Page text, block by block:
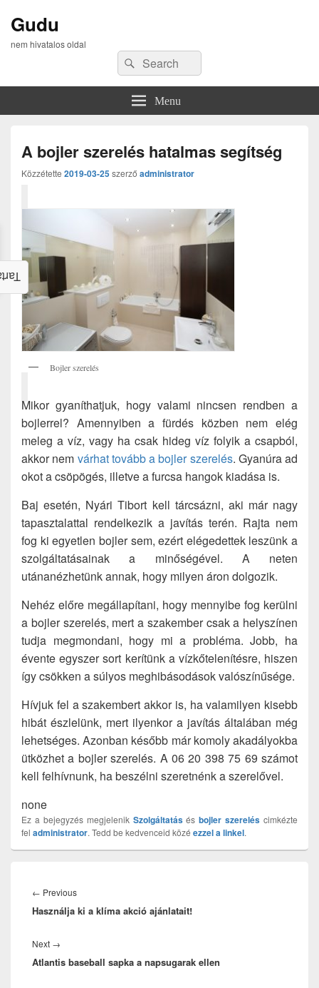
Gudu
nem hivatalos oldal
Search
for:
Search
Menu
A bojler szerelés hatalmas segítség
Közzétette 2019-03-25szerző administrator
Bojler szerelés
Mikor gyaníthatjuk, hogy valami nincsen rendben a
bojlerrel? Amennyiben a fürdés közben nem elég
meleg a víz, vagy ha csak hideg víz folyik a csapból,
akkor nem várhat tovább a bojler szerelés. Gyanúra ad
okot a csöpögés, illetve a furcsa hangok kiadása is.
Baj esetén, Nyári Tibort kell tárcsázni, aki már nagy
tapasztalattal rendelkezik a javítás terén. Rajta nem
fog ki egyetlen bojler sem, ezért elégedettek leszünk a
szolgáltatásainak a minőségével. A neten
utánanézhetünk annak, hogy milyen áron dolgozik.
Nehéz előre megállapítani, hogy mennyibe fog kerülni
a bojler szerelés, mert a szakember csak a helyszínen
tudja megmondani, hogy mi a probléma. Jobb, ha
évente egyszer sort kerítünk a vízkőtelenítésre, hiszen
így csökken a súlyos meghibásodások valószínűsége.
Hívjuk fel a szakembert akkor is, ha valamilyen kisebb
hibát észlelünk, mert ilyenkor a javítás általában még
lehetséges. Azonban később már komoly akadályokba
ütközhet a bojler szerelés. A 06 20 398 75 69 számot
kell felhívnunk, ha beszélni szeretnénk a szerelővel.
none
Ez a bejegyzés megjelenik Szolgáltatásésbojler szerelés cimkézte
fel administrator. Tedd be kedvenceid közé ezzel a linkel.
navigáció
← PreviousPrevious
post:
Használja ki a klíma akció ajánlatait!
Next →
post:
Atlantis baseball sapka a napsugarak ellen